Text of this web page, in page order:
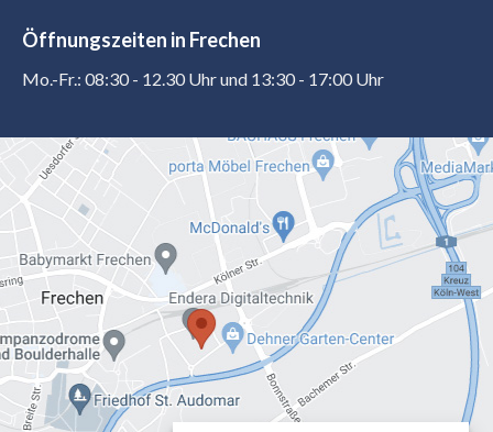
Öffnungszeiten in Frechen
Mo.-Fr.: 08:30 - 12.30 Uhr und 13:30 - 17:00 Uhr